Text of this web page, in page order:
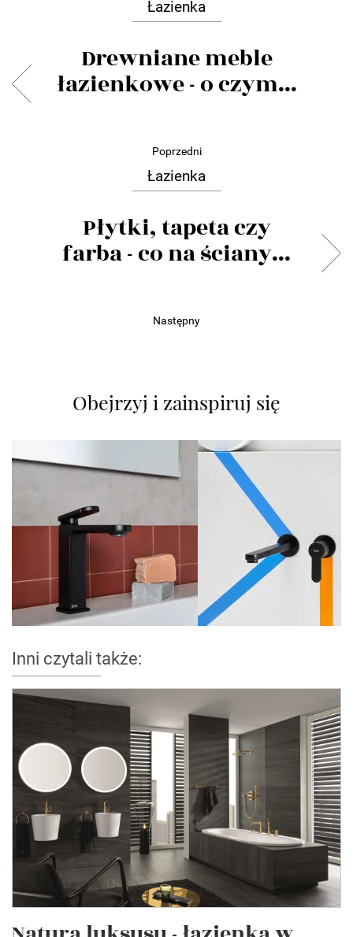
Łazienka
Drewniane meble
łazienkowe - o czym...
Poprzedni
Łazienka
Płytki, tapeta czy
farba - co na ściany...
Następny
Obejrzyj i zainspiruj się
Inni czytali także: